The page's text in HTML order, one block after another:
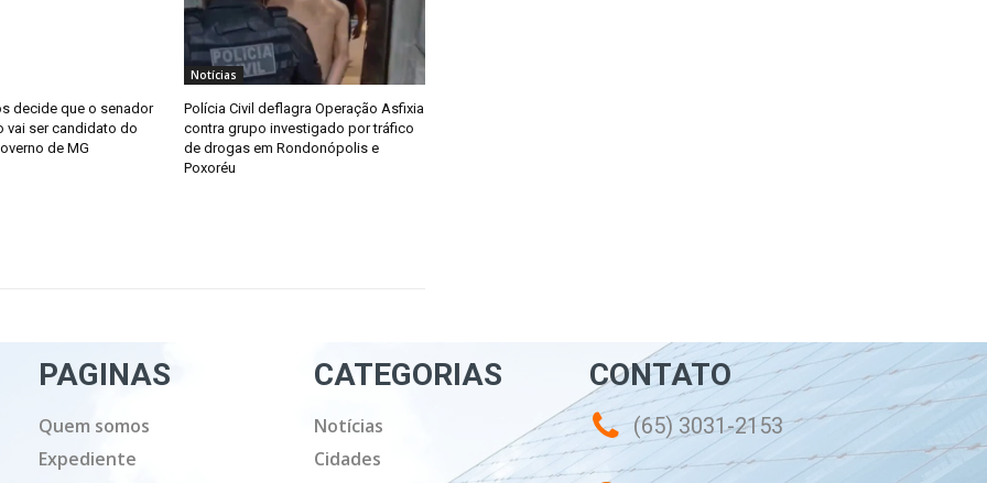
decide que o senador
vai ser candidato do
de MG
Notícias
Polícia Civil deflagra Operação Asfixia
contra grupo investigado por tráfico
de drogas em Rondonópolis e
Poxoréu
PAGINAS
Quem somos
Expediente
CATEGORIAS
Notícias
Cidades
CONTATO
(65) 3031-2153